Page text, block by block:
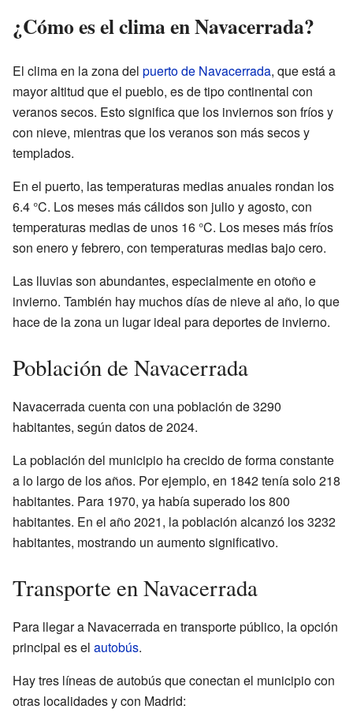
¿Cómo es el clima en Navacerrada?
El clima en la zona del puerto de Navacerrada, que está a
mayor altitud que el pueblo, es de tipo continental con
veranos secos. Esto significa que los inviernos son fríos y
con nieve, mientras que los veranos son más secos y
templados.
En el puerto, las temperaturas medias anuales rondan los
6.4 °C. Los meses más cálidos son julio y agosto, con
temperaturas medias de unos 16 °C. Los meses más fríos
son enero y febrero, con temperaturas medias bajo cero.
Las lluvias son abundantes, especialmente en otoño e
invierno. También hay muchos días de nieve al año, lo que
hace de la zona un lugar ideal para deportes de invierno.
Población de Navacerrada
Navacerrada cuenta con una población de 3290
habitantes, según datos de 2024.
La población del municipio ha crecido de forma constante
a lo largo de los años. Por ejemplo, en 1842 tenía solo 218
habitantes. Para 1970, ya había superado los 800
habitantes. En el año 2021, la población alcanzó los 3232
habitantes, mostrando un aumento significativo.
Transporte en Navacerrada
Para llegar a Navacerrada en transporte público, la opción
principal es el autobús.
Hay tres líneas de autobús que conectan el municipio con
otras localidades y con Madrid: